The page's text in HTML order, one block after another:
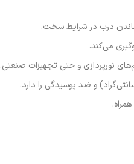
ماندن درب در شرایط سخت.
می‌کند.
نورپردازی و حتی تجهیزات صنعتی.